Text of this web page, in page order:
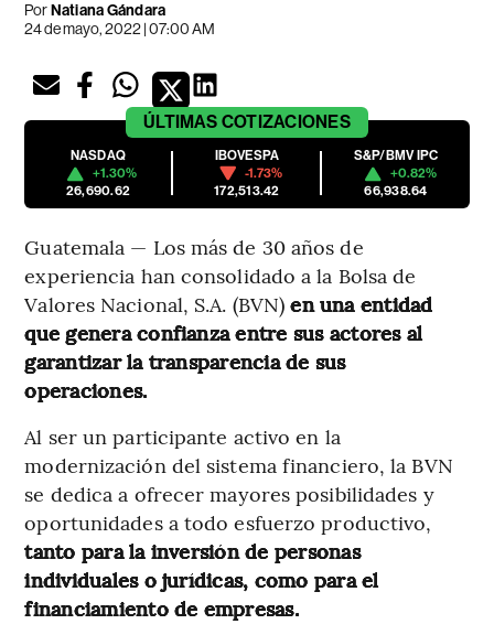
PorNatiana Gándara
24 de mayo, 2022 | 07:00 AM
ÚLTIMAS COTIZACIONES
NASDAQ
+1.30%
26,690.62
IBOVESPA
-1.73%
172,513.42
S&P/BMV IPC
+0.82%
66,938.64
Guatemala — Los más de 30 años de
experiencia han consolidado a la Bolsa de
Valores Nacional, S.A. (BVN)en una entidad
que genera confianza entre sus actores al
garantizar la transparencia de sus
operaciones.
Al ser un participante activo en la
modernización del sistema financiero, la BVN
se dedica a ofrecer mayores posibilidades y
oportunidades a todo esfuerzo productivo,
tanto para la inversión de personas
individuales o jurídicas, como para el
financiamiento de empresas.